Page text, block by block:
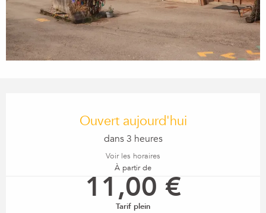
Ouvert aujourd'hui
dans 3 heures
Voir les horaires
À partir de
11,00 €
Tarif plein